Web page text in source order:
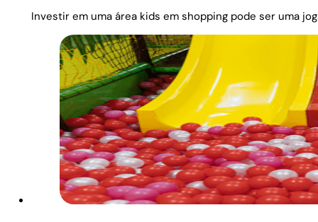
Investir em uma área kids em shopping pode ser uma